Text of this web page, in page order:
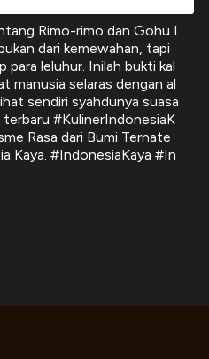
Rimo-rimo dan Gohu I
dari kemewahan, tapi
para leluhur. Inilah bukti kal
manusia selaras dengan al
sendiri syahdunya suasa
#KulinerIndonesiaK
Rasa dari Bumi Ternate
Kaya. #IndonesiaKaya #In